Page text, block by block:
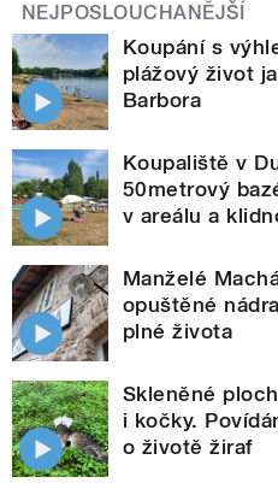
NEJPOSLOUCHANĚJŠÍ
Koupání s
plážový život
Barbora
Koupaliště v
50metrový
v areálu a
Manželé
opuštěné
plné života
Skleněné
i kočky.
o životě žiraf